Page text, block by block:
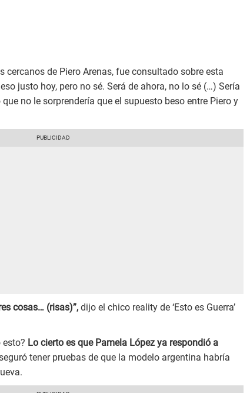
cercanos de Piero Arenas, fue consultado sobre esta
justo hoy, pero no sé. Será de ahora, no lo sé (…) Sería
no le sorprendería que el supuesto beso entre Piero y
cosas… (risas)”, dijo el chico reality de ‘Esto es Guerra’
esto? Lo cierto es que Pamela López ya respondió a
tener pruebas de que la modelo argentina habría